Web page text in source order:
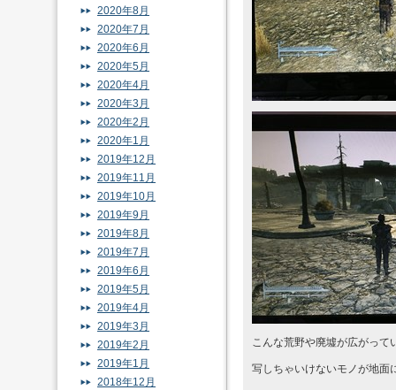
こんな荒野や廃墟が広がって
写しちゃいけないモノが地面
2020年8月
2020年7月
2020年6月
2020年5月
2020年4月
2020年3月
2020年2月
2020年1月
2019年12月
2019年11月
2019年10月
2019年9月
2019年8月
2019年7月
2019年6月
2019年5月
2019年4月
2019年3月
2019年2月
2019年1月
2018年12月